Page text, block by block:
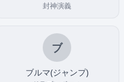
封神演義
ブ
ブルマ(ジャンプ)